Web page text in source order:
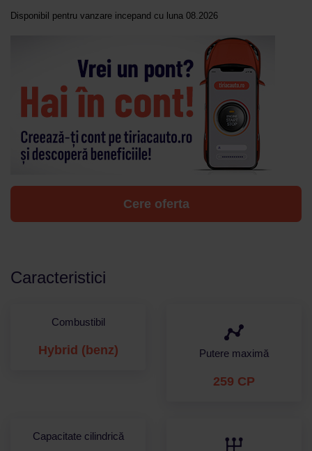
Disponibil pentru vanzare incepand cu luna 08.2026
Cere oferta
Caracteristici
Combustibil
Hybrid (benz) Putere maximă
259 CP
Capacitate cilindrică